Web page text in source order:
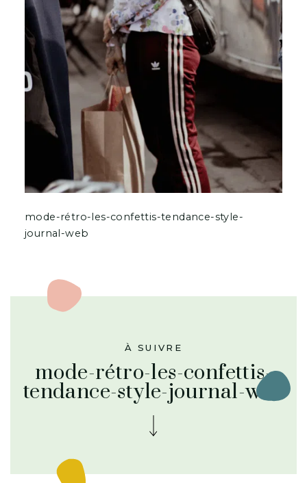
mode-rétro-les-confettis-tendance-style-
journal-web
À SUIVRE
mode-rétro-les-confettis-
tendance-style-journal-web